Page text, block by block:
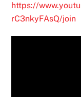
https://
rC3nkyFAsQ/join